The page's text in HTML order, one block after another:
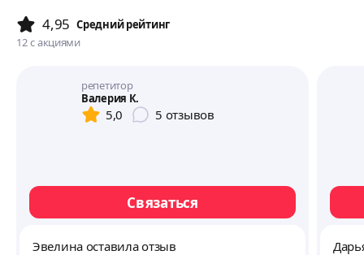
4,95 Cредний рейтинг
12 с акциями
репетитор
Валерия К.
5,0 5 отзывов
Связаться
Эвелина оставила отзыв